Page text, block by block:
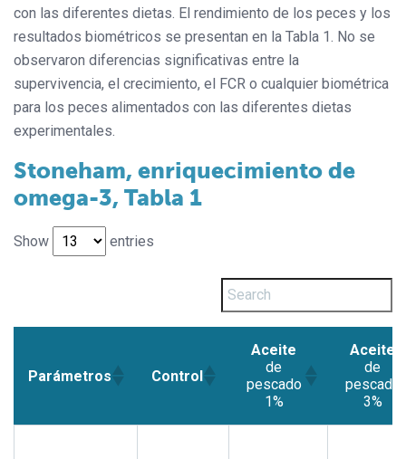
con las diferentes dietas. El rendimiento de los peces y los
resultados biométricos se presentan en la Tabla 1. No se
observaron diferencias significativas entre la
supervivencia, el crecimiento, el FCR o cualquier biométrica
para los peces alimentados con las diferentes dietas
experimentales.
Stoneham, enriquecimiento de
omega-3, Tabla 1
Show entries
Parámetros Control
Aceite
de
pescado
1%
Aceite
de
pescado
3%